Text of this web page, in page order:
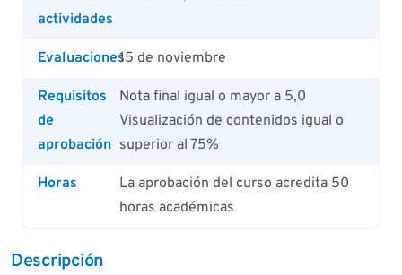
actividades
Evaluaciones15 de noviembre
Requisitos
de
aprobación
Nota final igual o mayor a 5,0
Visualización de contenidos igual o
superior al 75%
Horas
La aprobación del curso acredita 50
horas académicas
Descripción